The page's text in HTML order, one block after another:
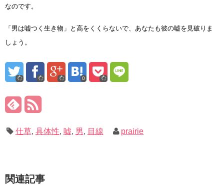
なのです。
「男は嘘つく生き物」と高をくくらないで、あなたも彼の嘘を見破りま
しょう。
0
仕草, 具体性, 嘘, 男, 目線 prairie
関連記事